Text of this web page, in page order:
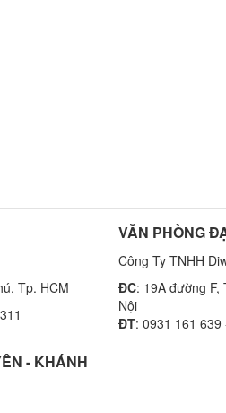
Tp. HCM
VĂN PHÒNG
Công Ty TNHH
ĐC: 19A đường F,
Nội
ĐT: 0931 161
- KHÁNH